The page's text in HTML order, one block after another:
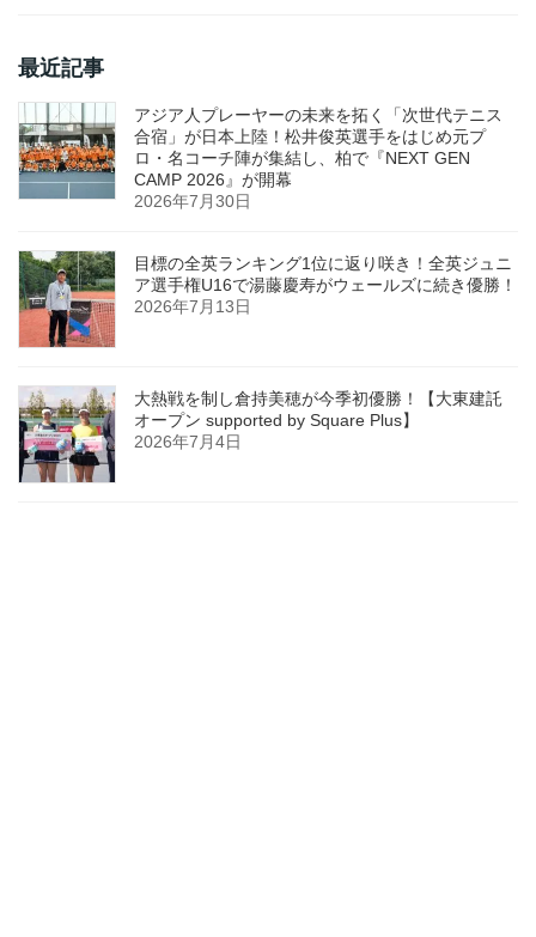
最近記事
アジア人プレーヤーの未来を拓く「次世代テニス
合宿」が日本上陸！松井俊英選手をはじめ元プ
ロ・名コーチ陣が集結し、柏で『NEXT GEN
CAMP 2026』が開幕
2026年7月30日
目標の全英ランキング1位に返り咲き！全英ジュニ
ア選手権U16で湯藤慶寿がウェールズに続き優勝！
2026年7月13日
大熱戦を制し倉持美穂が今季初優勝！【大東建託
オープン supported by Square Plus】
2026年7月4日